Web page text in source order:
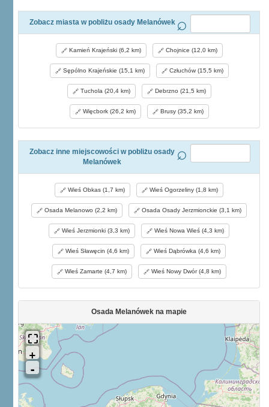
Zobacz miasta w pobliżu osady Melanówek
Kamień Krajeński (6,2 km) Chojnice (12,0 km)
Sępólno Krajeńskie (15,1 km) Człuchów (15,5 km)
Tuchola (20,4 km) Debrzno (21,5 km)
Więcbork (26,2 km) Brusy (35,2 km)
Zobacz inne miejscowości w pobliżu osady
Melanówek
Wieś Obkas (1,7 km) Wieś Ogorzeliny (1,8 km)
Osada Melanowo (2,2 km) Osada Osady Jerzmionckie (3,1 km)
Wieś Jerzmionki (3,3 km) Wieś Nowa Wieś (4,3 km)
Wieś Sławęcin (4,6 km) Wieś Dąbrówka (4,6 km)
Wieś Zamarte (4,7 km) Wieś Nowy Dwór (4,8 km)
Osada Melanówek na mapie